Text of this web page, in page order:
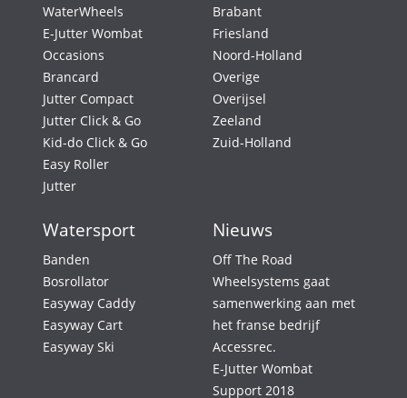
WaterWheels
E-Jutter Wombat
Occasions
Brancard
Jutter Compact
Jutter Click & Go
Kid-do Click & Go
Easy Roller
Jutter
Brabant
Friesland
Noord-Holland
Overige
Overijsel
Zeeland
Zuid-Holland
Watersport
Banden
Bosrollator
Easyway Caddy
Easyway Cart
Easyway Ski
Nieuws
Off The Road
Wheelsystems gaat
samenwerking aan met
het franse bedrijf
Accessrec.
E-Jutter Wombat
Support 2018